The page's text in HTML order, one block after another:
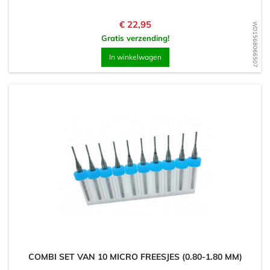
WD1568066507
Prijs
€ 22,95
Gratis verzending!
In winkelwagen
COMBI SET VAN 10 MICRO FREESJES (0.80-1.80 MM)